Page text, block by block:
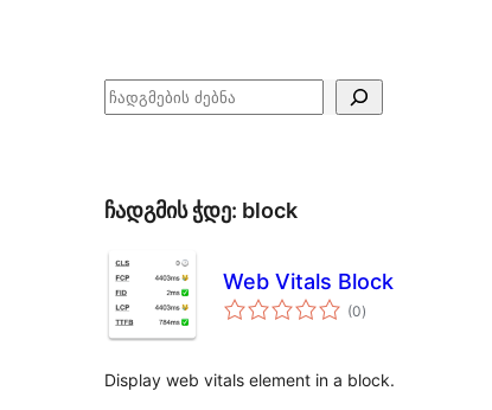
ძებნა
ჩადგმის ჭდე: block
Web Vitals Block
(0საერთო
რეიტინგი
)
Display web vitals element in a block.